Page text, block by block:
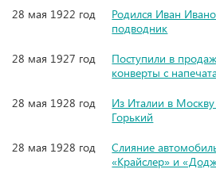
28 мая 1922 год
Родился Иван
подводник
28 мая 1927 год
Поступили в
конверты с
28 мая 1928 год
Из Италии в
Горький
28 мая 1928 год
Слияние
«Крайслер» и